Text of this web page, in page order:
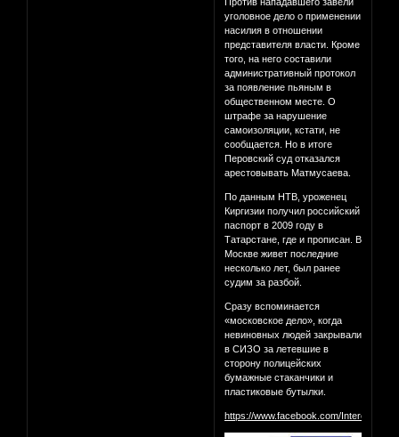
уголовное дело о применении
насилия в отношении
представителя власти. Кроме
того, на него составили
административный протокол
за появление пьяным в
общественном месте. О
штрафе за нарушение
самоизоляции, кстати, не
сообщается. Но в итоге
Перовский суд отказался
арестовывать Матмусаева.
По данным НТВ, уроженец
Киргизии получил российский
паспорт в 2009 году в
Татарстане, где и прописан. В
Москве живет последние
несколько лет, был ранее
судим за разбой.
Сразу вспоминается
«московское дело», когда
невиновных людей закрывали
в СИЗО за летевшие в
сторону полицейских
бумажные стаканчики и
пластиковые бутылки.
https://www.facebook.com/